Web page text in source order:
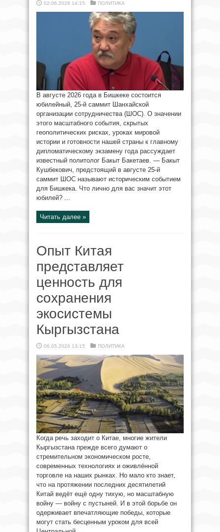
02.06.2026 14:15 ПОЛИТИКА
В августе 2026 года в Бишкеке состоится
юбилейный, 25-й саммит Шанхайской
организации сотрудничества (ШОС). О значении
этого масштабного события, скрытых
геополитических рисках, уроках мировой
истории и готовности нашей страны к главному
дипломатическому экзамену года рассуждает
известный политолог Бакыт Бакетаев. — Бакыт
Кушбекович, предстоящий в августе 25-й
саммит ШОС называют историческим событием
для Бишкека. Что лично для вас значит этот
юбилей? ...
Читать далее »
Опыт Китая
представляет
ценность для
сохранения
экосистемы
Кыргызстана
06.05.2026 13:15 ПОЛИТИКА
Когда речь заходит о Китае, многие жители
Кыргызстана прежде всего думают о
стремительном экономическом росте,
современных технологиях и оживлённой
торговле на наших рынках. Но мало кто знает,
что на протяжении последних десятилетий
Китай ведёт ещё одну тихую, но масштабную
войну — войну с пустыней. И в этой борьбе он
одерживает впечатляющие победы, которые
могут стать бесценным уроком для всей